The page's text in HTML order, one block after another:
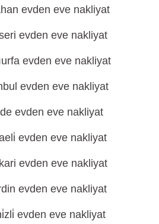
evden eve nakliyat
evden eve nakliyat
evden eve nakliyat
evden eve nakliyat
evden eve nakliyat
evden eve nakliyat
evden eve nakliyat
evden eve nakliyat
evden eve nakliyat